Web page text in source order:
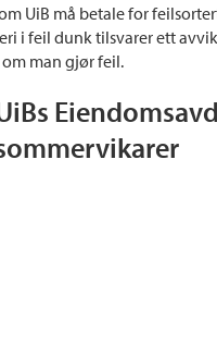
UiB må betale for
i feil dunk tilsvarer ett
man gjør feil.